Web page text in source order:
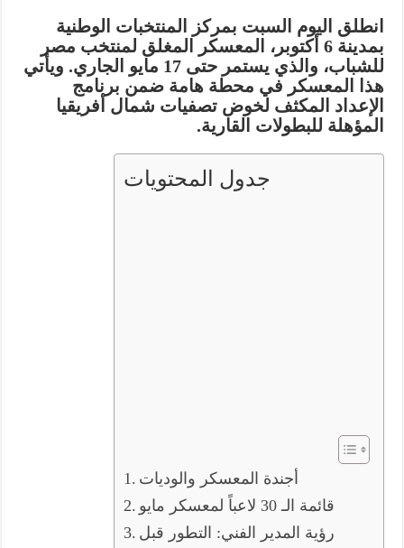
انطلق اليوم السبت بمركز المنتخبات الوطنية
بمدينة 6 أكتوبر، المعسكر المغلق لمنتخب مصر
للشباب، والذي يستمر حتى 17 مايو الجاري. ويأتي
هذا المعسكر في محطة هامة ضمن برنامج
الإعداد المكثف لخوض تصفيات شمال أفريقيا
المؤهلة للبطولات القارية.
جدول المحتويات
أجندة المعسكر والوديات
قائمة الـ 30 لاعباً لمعسكر مايو
رؤية المدير الفني: التطور قبل